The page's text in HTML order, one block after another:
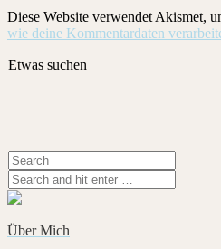
Diese Website verwendet Akismet,
wie deine Kommentardaten
Etwas suchen
Über Mich